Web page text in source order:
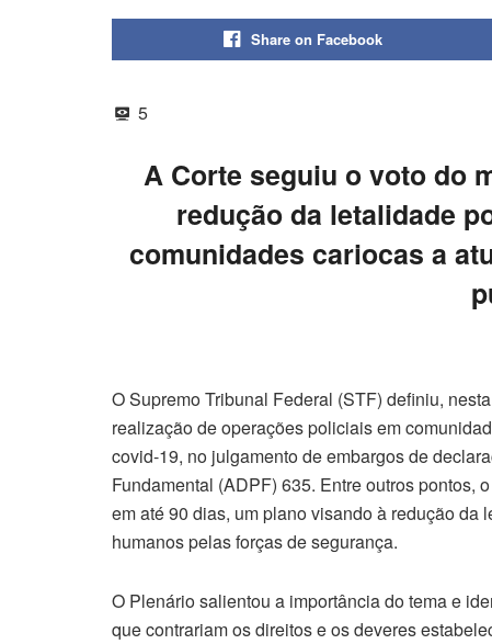
Share on Facebook
5
A Corte seguiu o voto do
redução da letalidade
comunidades cariocas a
O Supremo Tribunal Federal (STF) definiu,
realização de operações policiais em
covid-19, no julgamento de embargos de
Fundamental (ADPF) 635. Entre outros pontos,
em até 90 dias, um plano visando à redução
humanos pelas forças de segurança.
O Plenário salientou a importância do tema e
que contrariam os direitos e os deveres